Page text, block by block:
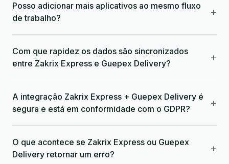
Posso adicionar mais aplicativos ao mesmo fluxo
de trabalho?
+
Com que rapidez os dados são sincronizados
entre Zakrix Express e Guepex Delivery?
+
A integração Zakrix Express + Guepex Delivery é
segura e está em conformidade com o GDPR?
+
O que acontece se Zakrix Express ou Guepex
Delivery retornar um erro?
+